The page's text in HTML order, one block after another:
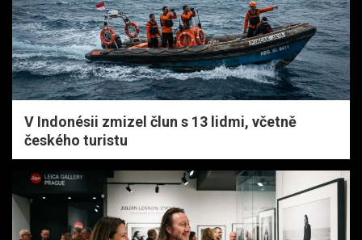
V Indonésii zmizel člun s 13 lidmi, včetně
českého turistu